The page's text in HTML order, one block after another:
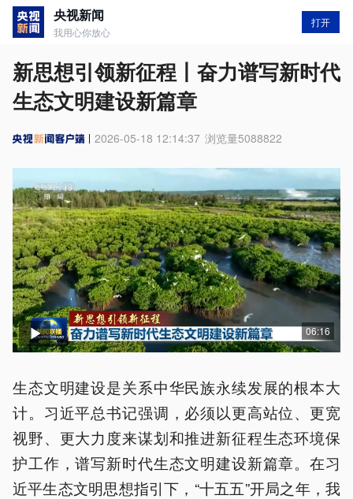
央视新闻
我用心你放心
打开
新思想引领新征程丨奋力谱写新时代
生态文明建设新篇章
2026-05-18 12:14:37 浏览量5088822
06:16
生态文明建设是关系中华民族永续发展的根本大
计。习近平总书记强调，必须以更高站位、更宽
视野、更大力度来谋划和推进新征程生态环境保
护工作，谱写新时代生态文明建设新篇章。在习
近平生态文明思想指引下，“十五五”开局之年，我